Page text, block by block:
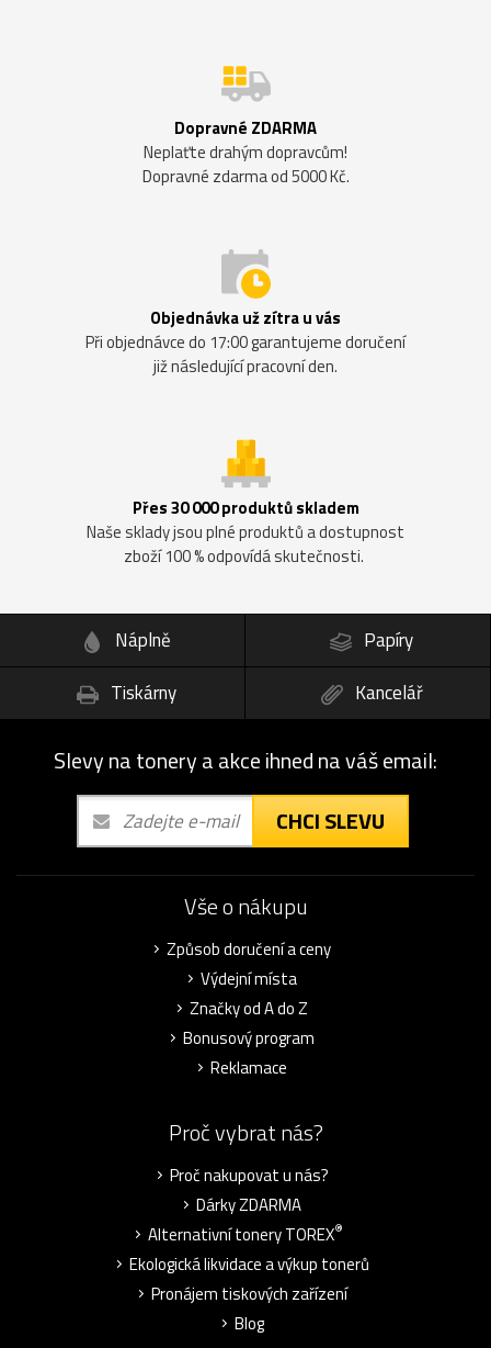
Dopravné ZDARMA
Neplaťte drahým dopravcům!
Dopravné zdarma od 5000 Kč.
Objednávka už zítra u vás
Při objednávce do 17:00 garantujeme doručení
již následující pracovní den.
Přes 30 000 produktů skladem
Naše sklady jsou plné produktů a dostupnost
zboží 100 % odpovídá skutečnosti.
Náplně
Papíry
Tiskárny
Kancelář
Slevy na tonery a akce ihned na váš email:
CHCI SLEVU
Vše o nákupu
Způsob doručení a ceny
Výdejní místa
Značky od A do Z
Bonusový program
Reklamace
Proč vybrat nás?
Proč nakupovat u nás?
Dárky ZDARMA
Alternativní tonery TOREX®
Ekologická likvidace a výkup tonerů
Pronájem tiskových zařízení
Blog